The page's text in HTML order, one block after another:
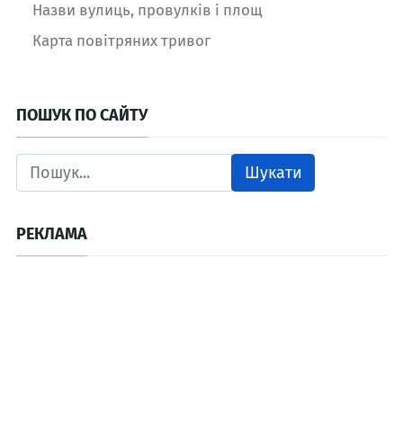
Назви вулиць, провулків і площ
Карта повітряних тривог
ПОШУК ПО САЙТУ
Шукати
РЕКЛАМА